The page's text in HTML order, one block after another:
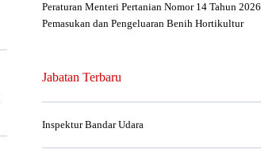
Peraturan Menteri Pertanian Nomor 14 Tahun 2026
Pemasukan dan Pengeluaran Benih Hortikultur
Jabatan Terbaru
Inspektur Bandar Udara